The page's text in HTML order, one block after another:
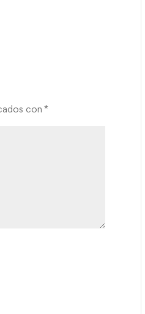
con*